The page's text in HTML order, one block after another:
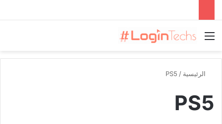
القائمة
الرئيسية /
PS5
PS5